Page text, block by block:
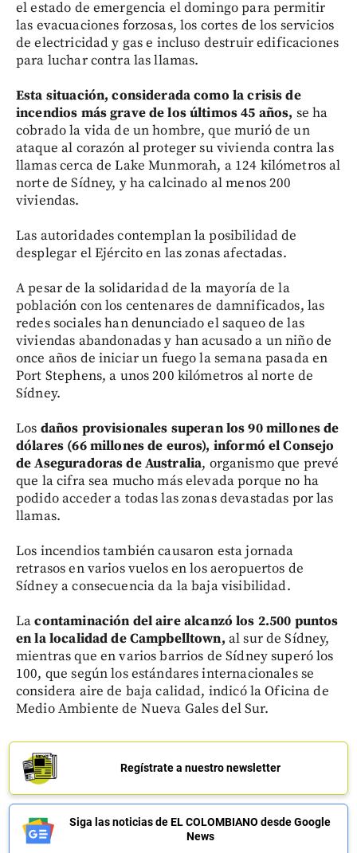
el estado de emergencia el domingo para permitir
las evacuaciones forzosas, los cortes de los servicios
de electricidad y gas e incluso destruir edificaciones
para luchar contra las llamas.
Esta situación, considerada como la crisis de
incendios más grave de los últimos 45 años, se ha
cobrado la vida de un hombre, que murió de un
ataque al corazón al proteger su vivienda contra las
llamas cerca de Lake Munmorah, a 124 kilómetros al
norte de Sídney, y ha calcinado al menos 200
viviendas.
Las autoridades contemplan la posibilidad de
desplegar el Ejército en las zonas afectadas.
A pesar de la solidaridad de la mayoría de la
población con los centenares de damnificados, las
redes sociales han denunciado el saqueo de las
viviendas abandonadas y han acusado a un niño de
once años de iniciar un fuego la semana pasada en
Port Stephens, a unos 200 kilómetros al norte de
Sídney.
Los daños provisionales superan los 90 millones de
dólares (66 millones de euros), informó el Consejo
de Aseguradoras de Australia, organismo que prevé
que la cifra sea mucho más elevada porque no ha
podido acceder a todas las zonas devastadas por las
llamas.
Los incendios también causaron esta jornada
retrasos en varios vuelos en los aeropuertos de
Sídney a consecuencia da la baja visibilidad.
Lacontaminación del aire alcanzó los 2.500 puntos
en la localidad de Campbelltown, al sur de Sídney,
mientras que en varios barrios de Sídney superó los
100, que según los estándares internacionales se
considera aire de baja calidad, indicó la Oficina de
Medio Ambiente de Nueva Gales del Sur.
Regístrate a nuestro newsletter
Siga las noticias de EL COLOMBIANO desde Google
News